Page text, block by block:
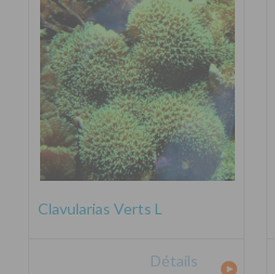
Clavularias Verts L
Détails